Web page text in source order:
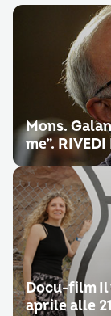
Mons.
me”.
Docu-film Il
aprile alle